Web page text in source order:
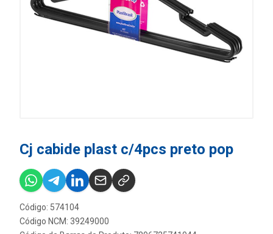
Cj cabide plast c/4pcs preto pop
Código: 574104
Código NCM: 39249000